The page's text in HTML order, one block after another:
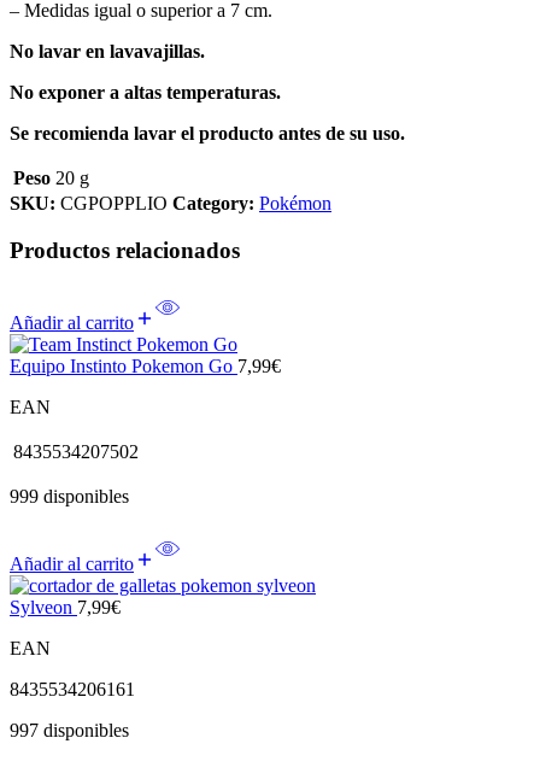
– Medidas igual o superior a 7 cm.
No lavar en lavavajillas.
No exponer a altas temperaturas.
Se recomienda lavar el producto antes de su uso.
Peso 20 g
SKU: CGPOPPLIO Category: Pokémon
Productos relacionados
Añadir al carrito
Equipo Instinto Pokemon Go 7,99€
EAN
8435534207502
999 disponibles
Añadir al carrito
Sylveon 7,99€
EAN
8435534206161
997 disponibles